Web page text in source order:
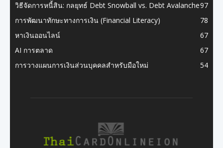
วิธีจัดการหนี้สิน: กลยุทธ์ Debt Snowball vs. Debt Avalanche97
การพัฒนาทักษะทางการเงิน (Financial Literacy)
78
หาเงินออนไลน์
67
AI การตลาด
67
การวางแผนการเงินส่วนบุคคลสำหรับมือใหม่
54